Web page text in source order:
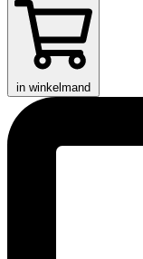
in winkelmand